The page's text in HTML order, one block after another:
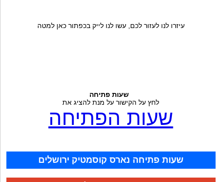
עיזרו לנו לעזור לכם, עשו לנו לייק בכפתור כאן למטה
שעות פתיחה
לחץ על הקישור על מנת להציג את
שעות הפתיחה
שעות פתיחה נארס קוסמטיק ירושלים